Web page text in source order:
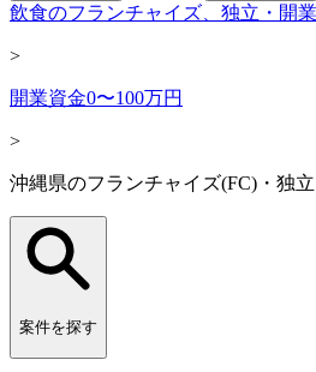
飲食のフランチャイズ、独立・開
>
開業資金0〜100万円
>
沖縄県のフランチャイズ(FC)・独
案件を探す